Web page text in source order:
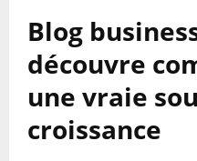
Blog
découvre
une vraie
croissance